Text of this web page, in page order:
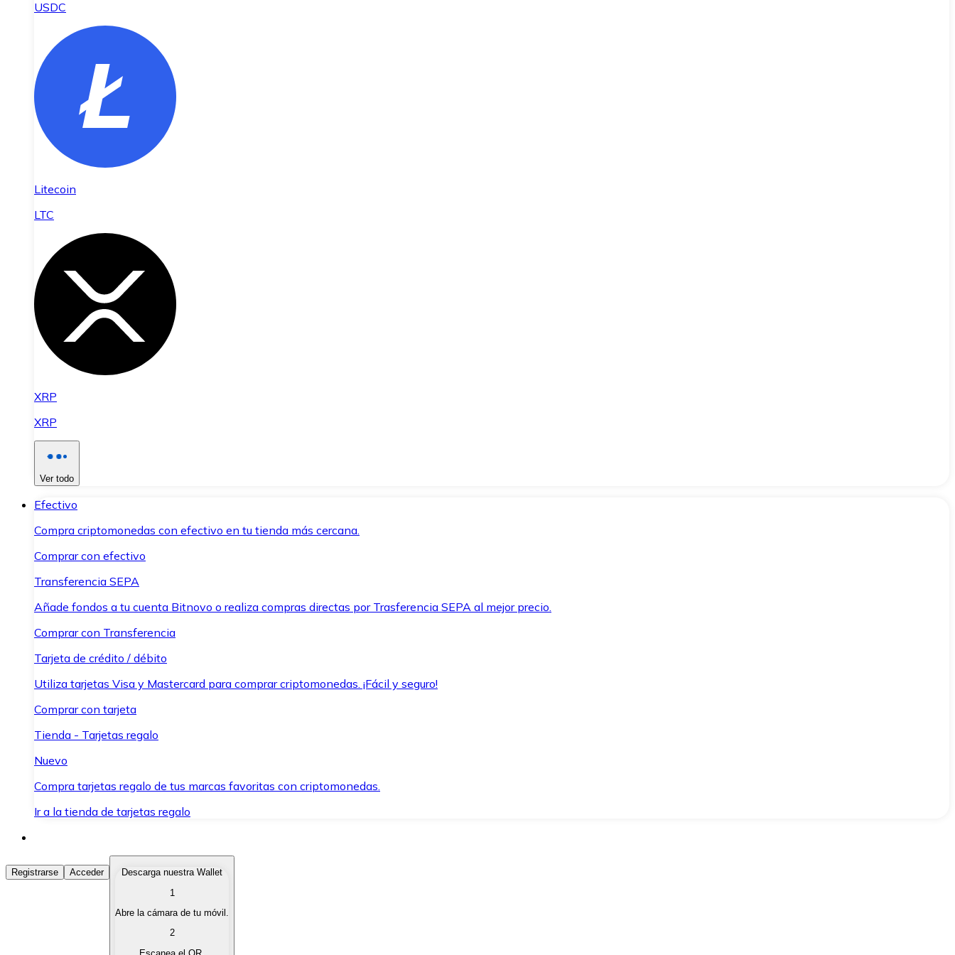
USDC
Litecoin
LTC
XRP
XRP
Ver todo
Efectivo
Compra criptomonedas con efectivo en tu tienda más cercana.
Comprar con efectivo
Transferencia SEPA
Añade fondos a tu cuenta Bitnovo o realiza compras directas por Trasferencia SEPA al mejor precio.
Comprar con Transferencia
Tarjeta de crédito / débito
Utiliza tarjetas Visa y Mastercard para comprar criptomonedas. ¡Fácil y seguro!
Comprar con tarjeta
Tienda - Tarjetas regalo
Nuevo
Compra tarjetas regalo de tus marcas favoritas con criptomonedas.
Ir a la tienda de tarjetas regalo
Comprar Criptomonedas
Compra criptomonedas con diferentes métodos de pago.
Vende tus criptomonedas de forma rápida y segura.
Registrarse Acceder
Descarga nuestra Wallet
1
Abre la cámara de tu móvil.
2